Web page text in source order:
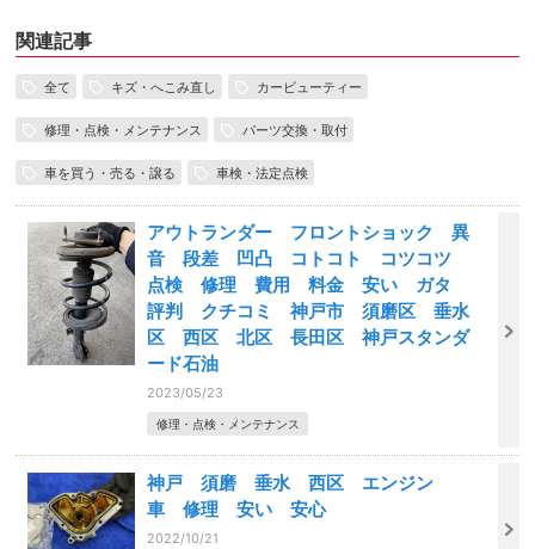
関連記事
全て キズ・へこみ直し カービューティー
修理・点検・メンテナンス パーツ交換・取付
車を買う・売る・譲る 車検・法定点検
アウトランダー フロントショック 異
音 段差 凹凸 コトコト コツコツ
点検 修理 費用 料金 安い ガタ
評判 クチコミ 神戸市 須磨区 垂水
区 西区 北区 長田区 神戸スタンダ
ード石油
2023/05/23
修理・点検・メンテナンス
神戸 須磨 垂水 西区 エンジン
車 修理 安い 安心
2022/10/21